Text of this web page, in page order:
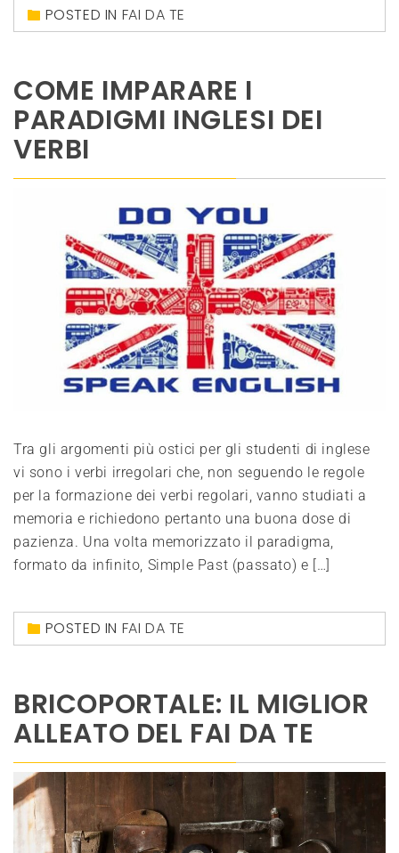
POSTED IN FAI DA TE
COME IMPARARE I
PARADIGMI INGLESI DEI
VERBI
Tra gli argomenti più ostici per gli studenti di inglese
vi sono i verbi irregolari che, non seguendo le regole
per la formazione dei verbi regolari, vanno studiati a
memoria e richiedono pertanto una buona dose di
pazienza. Una volta memorizzato il paradigma,
formato da infinito, Simple Past (passato) e […]
POSTED IN FAI DA TE
BRICOPORTALE: IL MIGLIOR
ALLEATO DEL FAI DA TE